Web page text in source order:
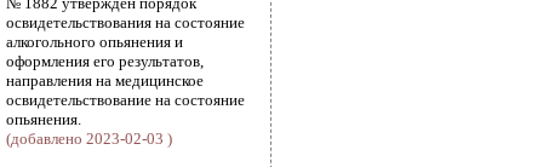
освидетельствования на состояние
алкогольного опьянения и
оформления его результатов,
направления на медицинское
освидетельствование на состояние
опьянения.
(добавлено 2023-02-03 )